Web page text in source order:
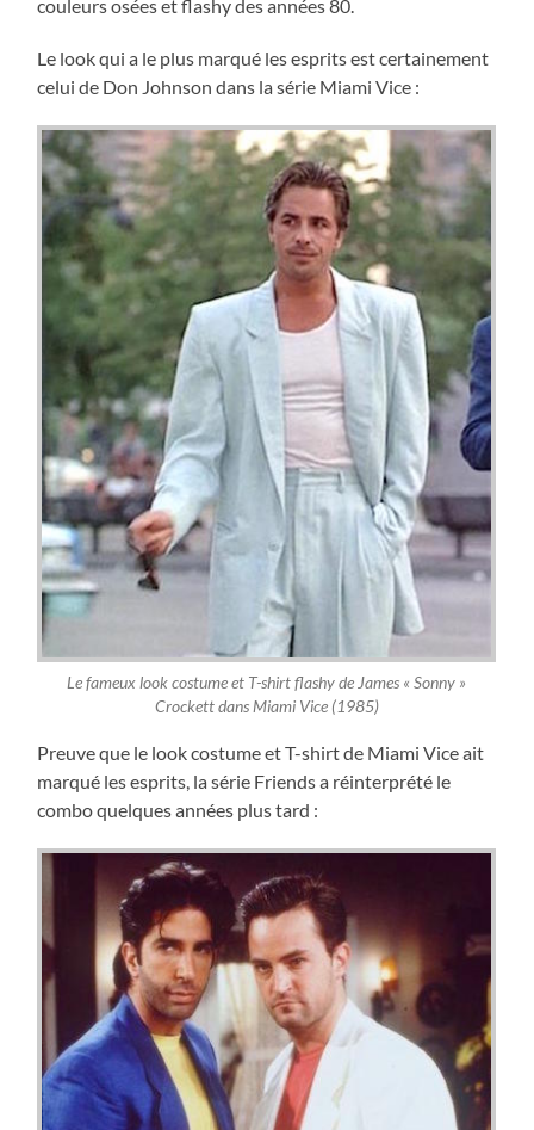
couleurs osées et flashy des années 80.
Le look qui a le plus marqué les esprits est certainement
celui de Don Johnson dans la série Miami Vice :
Le fameux look costume et T-shirt flashy de James « Sonny »
Crockett dans Miami Vice (1985)
Preuve que le look costume et T-shirt de Miami Vice ait
marqué les esprits, la série Friends a réinterprété le
combo quelques années plus tard :